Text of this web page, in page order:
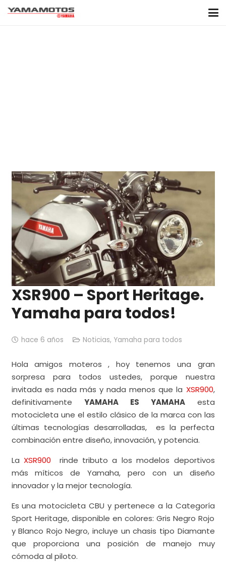
XSR900 – Sport Heritage.
Yamaha para todos!
hace 6 años Noticias, Yamaha para todos
Hola amigos moteros , hoy tenemos una gran
sorpresa para todos ustedes, porque nuestra
invitada es nada más y nada menos que la XSR900,
definitivamente YAMAHA ES YAMAHAesta
motocicleta une el estilo clásico de la marca con las
últimas tecnologías desarrolladas, es la perfecta
combinación entre diseño, innovación, y potencia.
La XSR900 rinde tributo a los modelos deportivos
más míticos de Yamaha, pero con un diseño
innovador y la mejor tecnología.
Es una motocicleta CBU y pertenece a la Categoría
Sport Heritage, disponible en colores: Gris Negro Rojo
y Blanco Rojo Negro, incluye un chasis tipo Diamante
que proporciona una posición de manejo muy
cómoda al piloto.